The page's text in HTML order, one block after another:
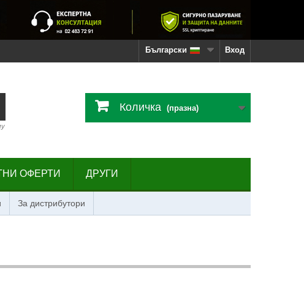
Вход
Български
Количка (празна)
ОФЕРТИ ДРУГИ
За дистрибутори